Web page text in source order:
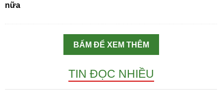
nữa
BẤM ĐỂ XEM THÊM
TIN ĐỌC NHIỀU